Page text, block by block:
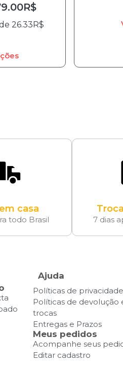
R$
26.33R$
casa
todo Brasil 7 dias
Ajuda
Políticas de privacidade
Políticas de devolução
trocas
Entregas e Prazos
Meus pedidos
Acompanhe seus
Editar cadastro